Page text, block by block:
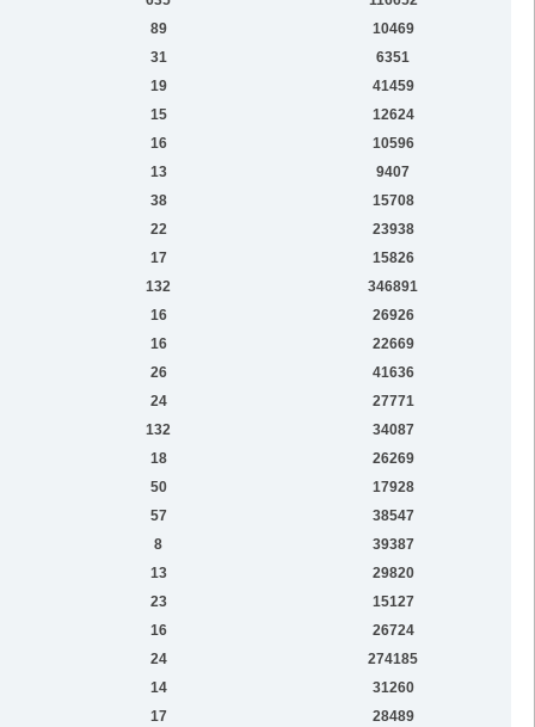
89
10469
31
6351
19
41459
15
12624
16
10596
13
9407
38
15708
22
23938
17
15826
132
346891
16
26926
16
22669
26
41636
24
27771
132
34087
18
26269
50
17928
57
38547
8
39387
13
29820
23
15127
16
26724
24
274185
14
31260
17
28489